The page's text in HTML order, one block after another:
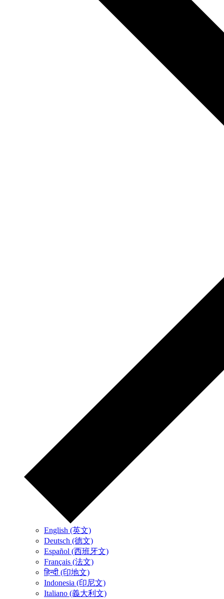
English (英文)
Deutsch (德文)
Español (西班牙文)
Français (法文)
हिन्दी (印地文)
Indonesia (印尼文)
Italiano (義大利文)